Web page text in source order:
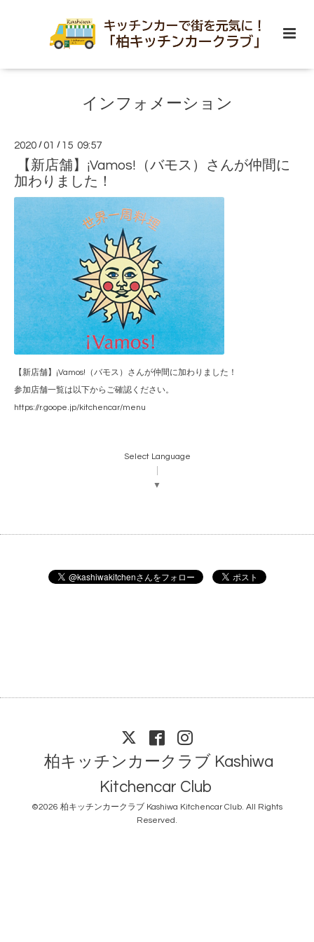
インフォメーション
2020 /01 / 15 09:57
【新店舗】¡Vamos!（バモス）さんが仲間に
加わりました！
【新店舗】¡Vamos!（バモス）さんが仲間に加わりました！
参加店舗一覧は以下からご確認ください。
https://r.goope.jp/kitchencar/menu
Select Language
▼
柏キッチンカークラブ Kashiwa
Kitchencar Club
©2026 柏キッチンカークラブ Kashiwa Kitchencar Club. All Rights
Reserved.